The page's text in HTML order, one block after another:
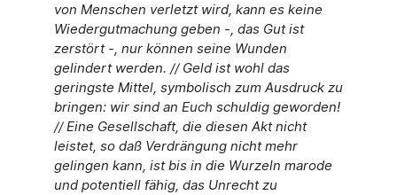
von Menschen verletzt wird, kann es keine
Wiedergutmachung geben -, das Gut ist
zerstört -, nur können seine Wunden
gelindert werden. // Geld ist wohl das
geringste Mittel, symbolisch zum Ausdruck zu
bringen: wir sind an Euch schuldig geworden!
// Eine Gesellschaft, die diesen Akt nicht
leistet, so daß Verdrängung nicht mehr
gelingen kann, ist bis in die Wurzeln marode
und potentiell fähig, das Unrecht zu